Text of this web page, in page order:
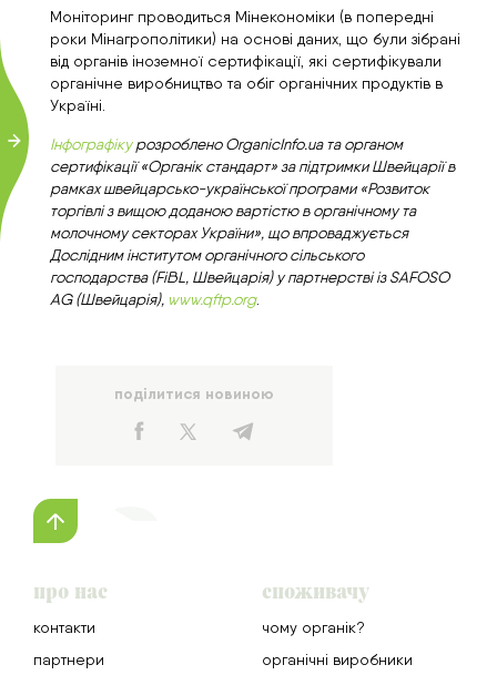
Моніторинг проводиться Мінекономіки (в попередні
роки Мінагрополітики) на основі даних, що були зібрані
від органів іноземної сертифікації, які сертифікували
органічне виробництво та обіг органічних продуктів в
Україні.
Інфографікурозроблено OrganicInfo.ua та органом
сертифікації «Органік стандарт» за підтримки Швейцарії в
рамках швейцарсько-української програми «Розвиток
торгівлі з вищою доданою вартістю в органічному та
молочному секторах України», що впроваджується
Дослідним інститутом органічного сільського
господарства (FiBL, Швейцарія) у партнерстві із SAFOSO
AG (Швейцарія), www.qftp.org.
поділитися новиною
про нас
контакти
партнери
споживачу
чому органік?
органічні виробники